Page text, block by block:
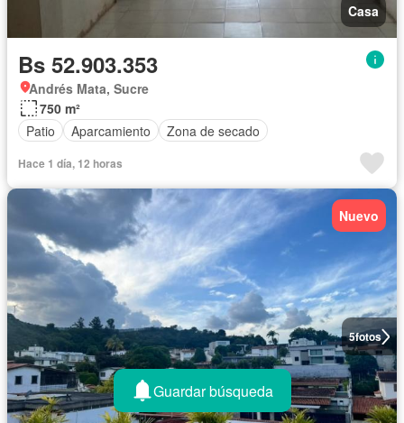
Casa
Bs 52.903.353
Andrés Mata, Sucre
750 m²
Patio
Aparcamiento Zona de secado
Hace 1 día, 12 horas
5fotos
Nuevo
Guardar búsqueda